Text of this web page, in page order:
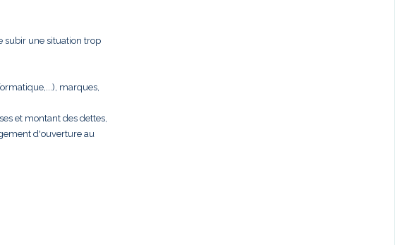
subir une situation trop
marques,
et montant des dettes,
d'ouverture au